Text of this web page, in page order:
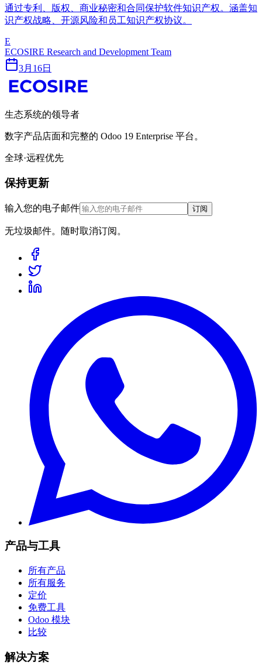
通过专利、版权、商业秘密和合同保护软件知识产权。涵盖知
识产权战略、开源风险和员工知识产权协议。
E
ECOSIRE Research and Development Team
3月16日
生态系统的领导者
数字产品店面和完整的 Odoo 19 Enterprise 平台。
全球·远程优先
保持更新
输入您的电子邮件 订阅
无垃圾邮件。随时取消订阅。
产品与工具
所有产品
所有服务
定价
免费工具
Odoo 模块
比较
解决方案